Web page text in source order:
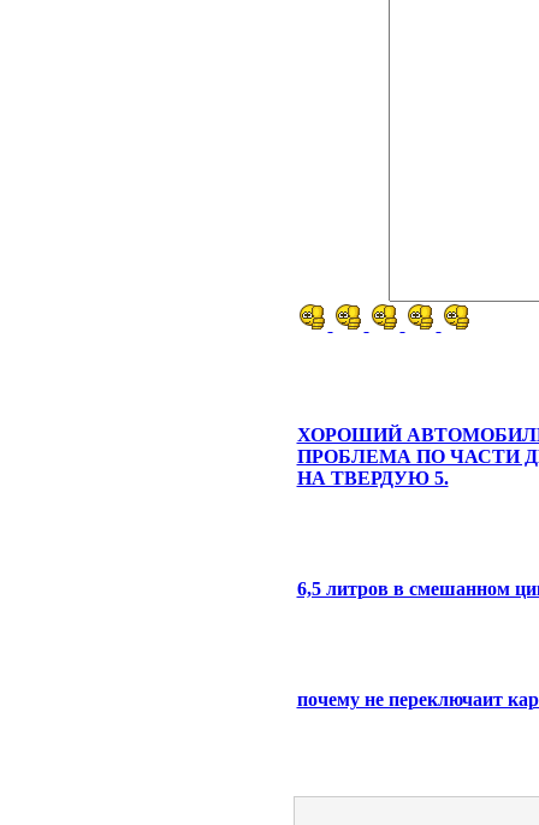
ХОРОШИЙ
ПРОБЛЕМА ПО ЧАСТИ
НА ТВЕРДУЮ 5.
6,5 литров в смешанном
почему не переключаит